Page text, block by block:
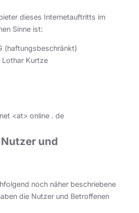
dieses Internetauftritts im
Sinne ist:
(haftungsbeschränkt)
Lothar Kurtze
<at> online . de
und
noch näher beschriebene
die Nutzer und Betroffenen